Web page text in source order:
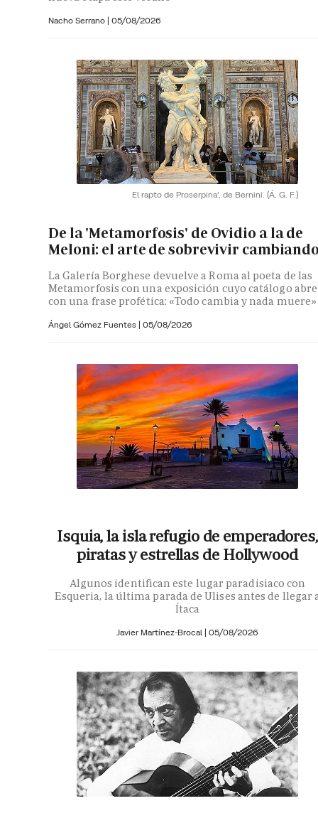
Nacho Serrano | 05/08/2026
El rapto de Proserpina', de Bernini. (Á. G. F.)
De la 'Metamorfosis' de Ovidio a la de
Meloni: el arte de sobrevivir
La Galería Borghese devuelve a Roma al poeta de las
Metamorfosis con una exposición cuyo catálogo abre
con una frase profética: «Todo cambia y nada muere»
Ángel Gómez Fuentes | 05/08/2026
Isquia, la isla refugio de emperadores,
piratas y estrellas de Hollywood
Algunos identifican este lugar paradisiaco con
Esqueria, la última parada de Ulises antes de llegar
Ítaca
Javier Martínez-Brocal | 05/08/2026